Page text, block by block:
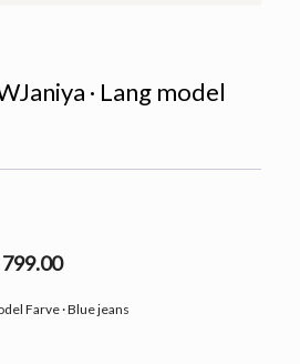
· Lang model
Farve · Blue jeans